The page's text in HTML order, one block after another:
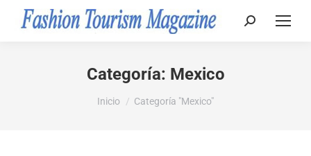
Buscar:
Categoría: Mexico
Estás aquí:
Inicio Categoría "Mexico"